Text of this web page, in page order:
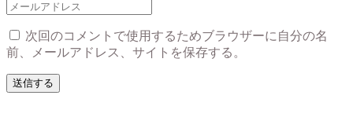
次回のコメントで使用するためブラウザーに自分の名
前、メールアドレス、サイトを保存する。